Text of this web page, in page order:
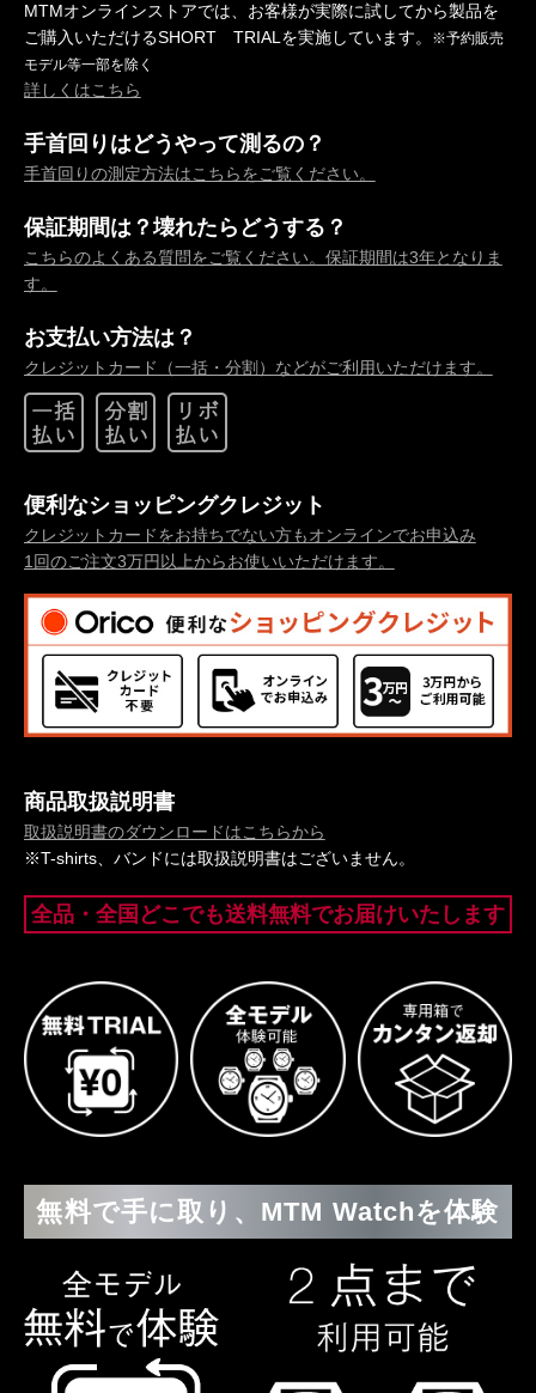
MTMオンラインストアでは、お客様が実際に試してから製品を
ご購入いただけるSHORT TRIALを実施しています。
※予約販売
モデル等一部を除く
詳しくはこちら
手首回りはどうやって測るの？
手首回りの測定方法はこちらをご覧ください。
保証期間は？壊れたらどうする？
こちらのよくある質問をご覧ください。保証期間は3年となりま
す。
お支払い方法は？
クレジットカード（一括・分割）などがご利用いただけます。
便利なショッピングクレジット
クレジットカードをお持ちでない方もオンラインでお申込み
1回のご注文3万円以上からお使いいただけます。
商品取扱説明書
取扱説明書のダウンロードはこちらから
※T-shirts、バンドには取扱説明書はございません。
全品・全国どこでも送料無料でお届けいたします
無料で手に取り、MTM Watchを体験